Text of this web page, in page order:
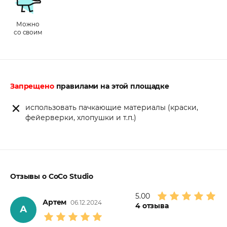
Можно
со своим
Запрещеноправилами на этой площадке
использовать пачкающие материалы (краски,
фейерверки, хлопушки и т.п.)
Отзывы о CoCo Studio
5.00
4отзыва
А
Артем 06.12.2024